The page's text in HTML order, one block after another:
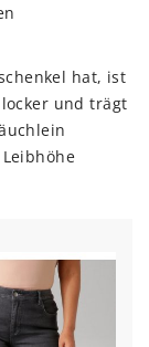
hat, ist
und trägt